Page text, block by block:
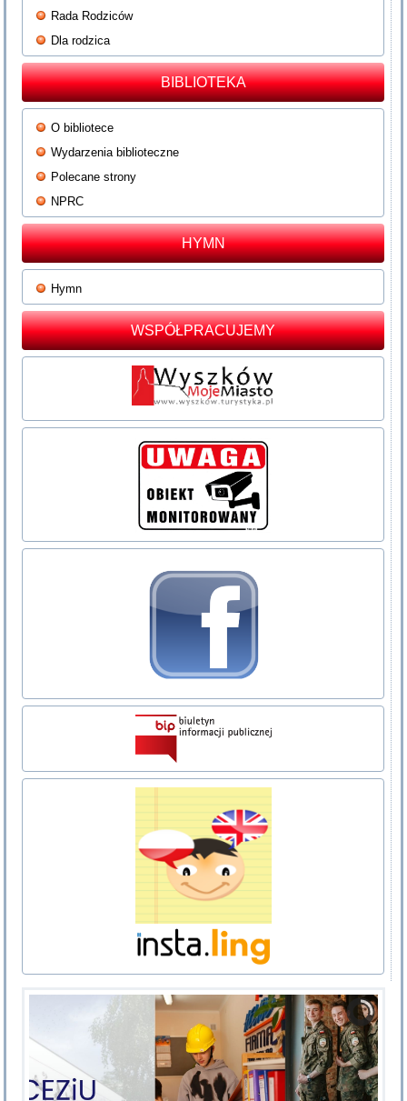
Rada Rodziców
Dla rodzica
BIBLIOTEKA
O bibliotece
Wydarzenia biblioteczne
Polecane strony
NPRC
HYMN
Hymn
WSPÓŁPRACUJEMY